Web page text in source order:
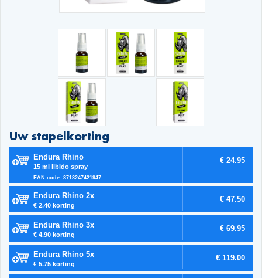
Uw stapelkorting
Endura Rhino
15 ml libido spray
EAN code: 8718247421947
€ 24.95
Endura Rhino 2x
€ 2.40 korting
€ 47.50
Endura Rhino 3x
€ 4.90 korting
€ 69.95
Endura Rhino 5x
€ 5.75 korting
€ 119.00